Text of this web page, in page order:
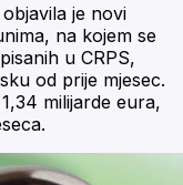
je novi
na kojem se
u CRPS,
od prije mjesec.
milijarde eura,